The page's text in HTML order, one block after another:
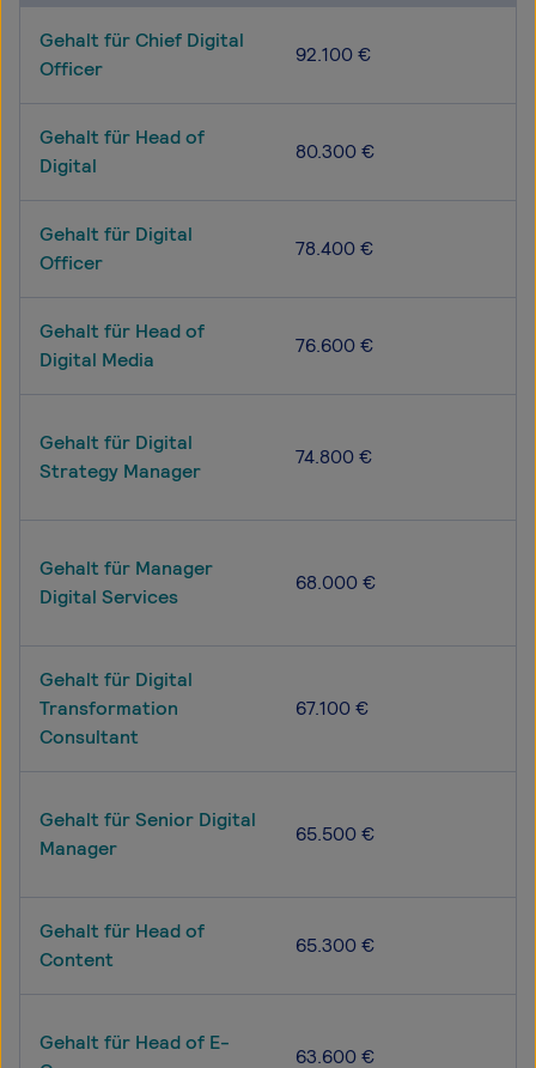
Gehalt für Chief Digital
Officer
92.100 €
Gehalt für Head of
Digital
80.300 €
Gehalt für Digital
Officer
78.400 €
Gehalt für Head of
Digital Media
76.600 €
Gehalt für Digital
Strategy Manager
74.800 €
Gehalt für Manager
Digital Services
68.000 €
Gehalt für Digital
Transformation
Consultant
67.100 €
Gehalt für Senior Digital
Manager
65.500 €
Gehalt für Head of
Content
65.300 €
Gehalt für Head of E-
63.600 €